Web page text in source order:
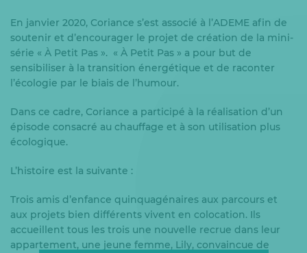
En janvier 2020, Coriance s’est associé à l’ADEME afin de
soutenir et d’encourager le projet de création de la mini-
série « À Petit Pas ». « À Petit Pas » a pour but de
sensibiliser à la transition énergétique et de raconter
l’écologie par le biais de l’humour.
Dans ce cadre, Coriance a participé à la réalisation d’un
épisode consacré au chauffage et à son utilisation plus
écologique.
L’histoire est la suivante :
Trois amis d’enfance quinquagénaires aux parcours et
aux projets bien différents vivent en colocation. Ils
accueillent tous les trois une nouvelle recrue dans leur
appartement, une jeune femme, Lily, convaincue de